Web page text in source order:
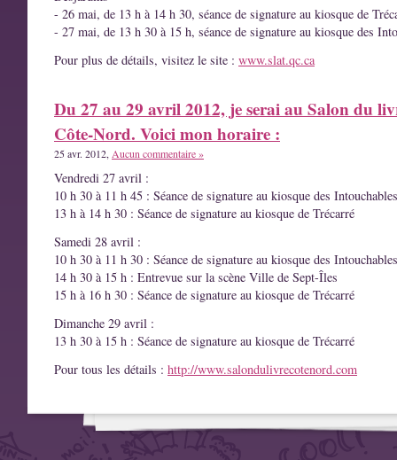
- 26 mai, de 13 h à 14 h 30, séance de signature au kiosque de
- 27 mai, de 13 h 30 à 15 h, séance de signature au kiosque des
Pour plus de détails, visitez le site : www.slat.qc.ca
Du 27 au 29 avril 2012, je serai au Salon du
Côte-Nord. Voici mon horaire :
25 avr. 2012, Aucun commentaire »
Vendredi 27 avril :
10 h 30 à 11 h 45 : Séance de signature au kiosque des Intouchables
13 h à 14 h 30 : Séance de signature au kiosque de Trécarré
Samedi 28 avril :
10 h 30 à 11 h 30 : Séance de signature au kiosque des Intouchables
14 h 30 à 15 h : Entrevue sur la scène Ville de Sept-Îles
15 h à 16 h 30 : Séance de signature au kiosque de Trécarré
Dimanche 29 avril :
13 h 30 à 15 h : Séance de signature au kiosque de Trécarré
Pour tous les détails : http://www.salondulivrecotenord.com